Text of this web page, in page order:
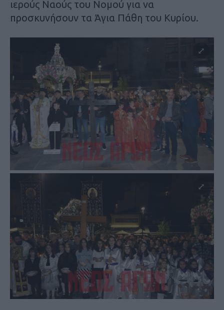
ιερούς Ναούς του Νομού για να
προσκυνήσουν τα Άγια Πάθη του Κυρίου.